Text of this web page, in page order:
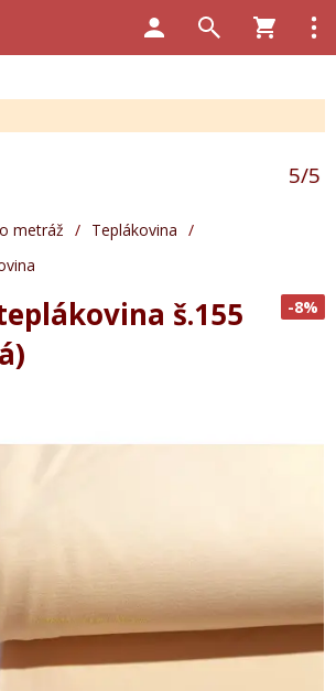
5/5
metráž / Teplákovina /
-8%
š.155